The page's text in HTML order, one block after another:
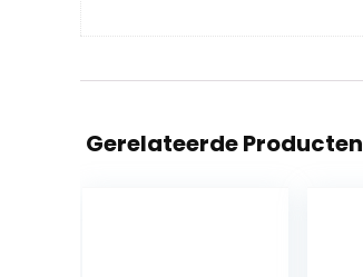
Gerelateerde Producten